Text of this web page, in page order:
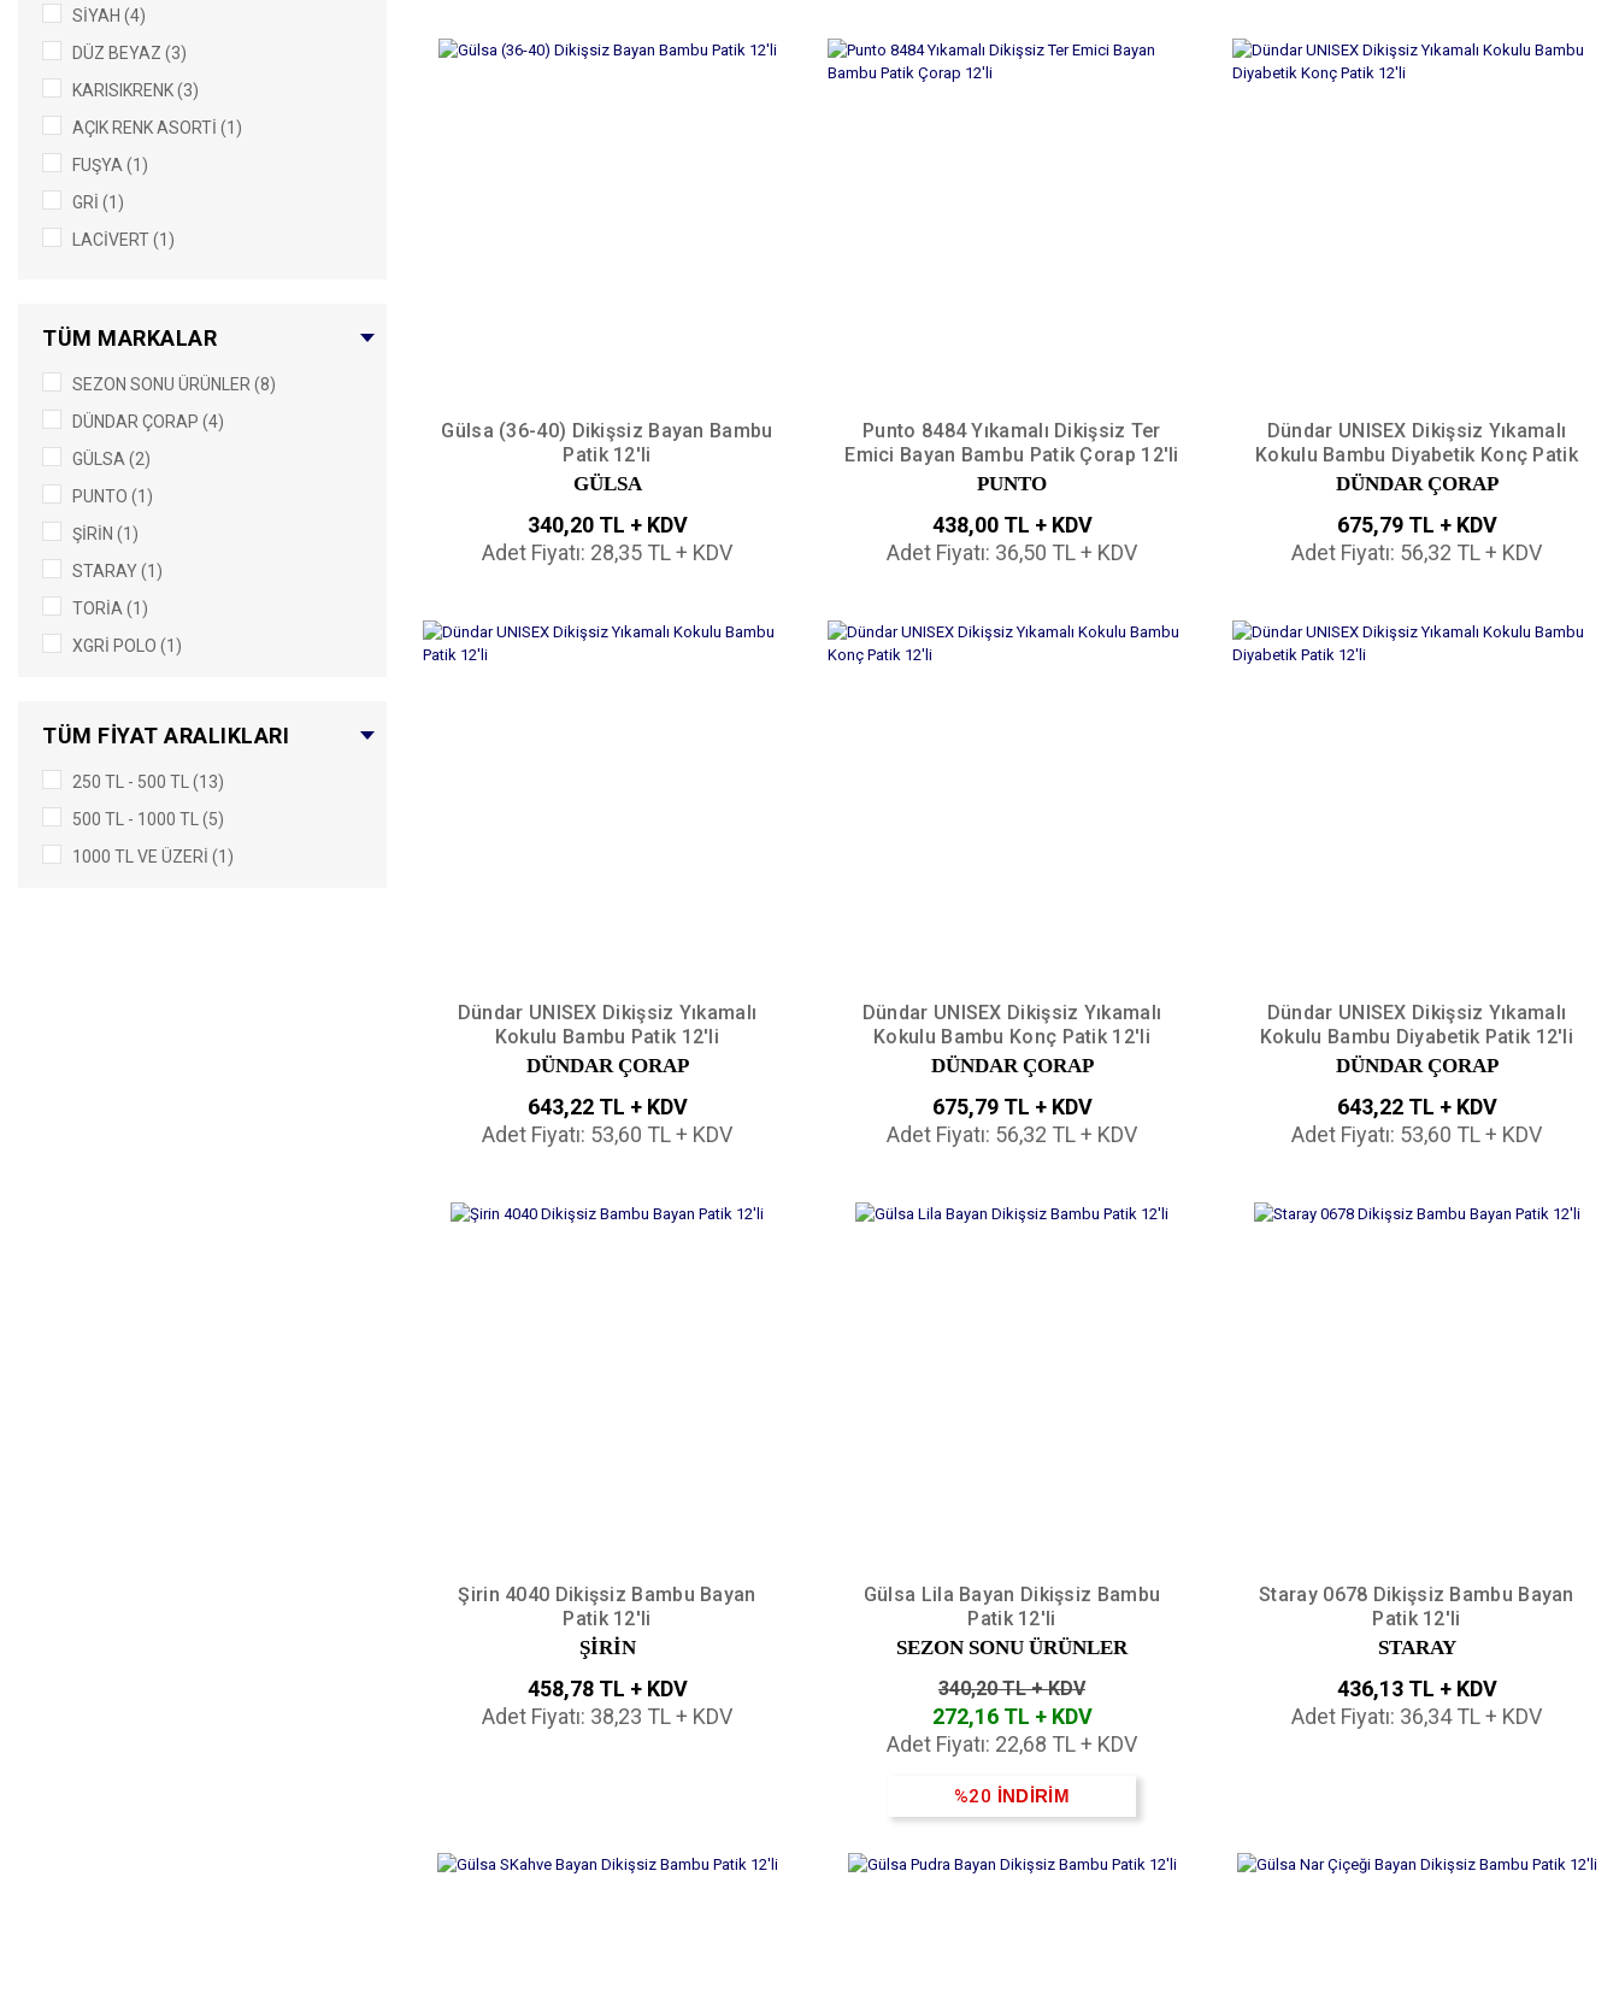
SİYAH (4)
DÜZ BEYAZ (3)
KARISIKRENK (3)
AÇIK RENK ASORTİ (1)
FUŞYA (1)
GRİ (1)
LACİVERT (1)
NARÇİÇEĞİ (1)
PEMBE (1)
PUDRA (1)
SOMON (1)
SÜTLÜ KAHVE (1)
TÜM MARKALAR
SEZON SONU ÜRÜNLER (8)
DÜNDAR ÇORAP (4)
GÜLSA (2)
PUNTO (1)
ŞİRİN (1)
STARAY (1)
TORİA (1)
XGRİ POLO (1)
TÜM FIYAT ARALIKLARI
250 TL - 500 TL (13)
500 TL - 1000 TL (5)
1000 TL VE ÜZERI (1)
Gülsa (36-40) Dikişsiz Bayan Bambu
Patik 12'li
GÜLSA
340,20 TL + KDV
Adet Fiyatı: 28,35 TL + KDV
Punto 8484 Yıkamalı Dikişsiz Ter
Emici Bayan Bambu Patik Çorap 12'li
PUNTO
438,00 TL + KDV
Adet Fiyatı: 36,50 TL + KDV
Dündar UNISEX Dikişsiz Yıkamalı
Kokulu Bambu Diyabetik Konç Patik
12'li
DÜNDAR ÇORAP
675,79 TL + KDV
Adet Fiyatı: 56,32 TL + KDV
Dündar UNISEX Dikişsiz Yıkamalı
Kokulu Bambu Patik 12'li
DÜNDAR ÇORAP
643,22 TL + KDV
Adet Fiyatı: 53,60 TL + KDV
Dündar UNISEX Dikişsiz Yıkamalı
Kokulu Bambu Konç Patik 12'li
DÜNDAR ÇORAP
675,79 TL + KDV
Adet Fiyatı: 56,32 TL + KDV
Dündar UNISEX Dikişsiz Yıkamalı
Kokulu Bambu Diyabetik Patik 12'li
DÜNDAR ÇORAP
643,22 TL + KDV
Adet Fiyatı: 53,60 TL + KDV
Şirin 4040 Dikişsiz Bambu Bayan
Patik 12'li
ŞİRİN
458,78 TL + KDV
Adet Fiyatı: 38,23 TL + KDV
Gülsa Lila Bayan Dikişsiz Bambu
Patik 12'li
SEZON SONU ÜRÜNLER
340,20 TL + KDV
272,16 TL + KDV
Adet Fiyatı: 22,68 TL + KDV
%20 İNDİRİM
Staray 0678 Dikişsiz Bambu Bayan
Patik 12'li
STARAY
436,13 TL + KDV
Adet Fiyatı: 36,34 TL + KDV